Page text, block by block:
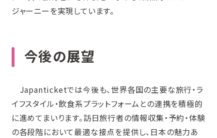
ジャーニーを実現しています。
今後の展望
Japanticketでは今後も、世界各国の主要な旅行・ラ
イフスタイル・飲食系プラットフォームとの連携を積極的
に進めてまいります。訪日旅行者の情報収集・予約・体験
の各段階において最適な接点を提供し、日本の魅力あ